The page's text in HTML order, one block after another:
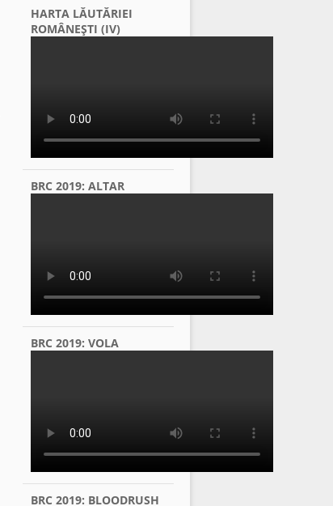
HARTA LĂUTĂRIEI
ROMÂNEŞTI (IV)
BRC 2019: ALTAR
BRC 2019: VOLA
BRC 2019: BLOODRUSH